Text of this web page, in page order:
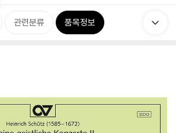
관련분류 품목정보